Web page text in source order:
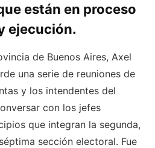
están en proceso
ejecución.
de Buenos Aires, Axel
una serie de reuniones de
y los intendentes del
con los jefes
que integran la segunda,
sección electoral. Fue